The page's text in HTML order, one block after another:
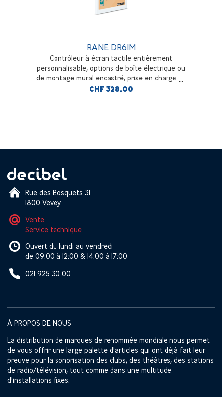
RANE DR6IM
Contrôleur à écran tactile entièrement
personnalisable, options de boîte électrique ou
de montage mural encastré, prise en charge de
plusieurs pages ou onglets et de n'importe quel
CHF 328.00
Rue des Bosquets 31
1800 Vevey
Vente
Service technique
Ouvert du lundi au vendredi
de 09:00 à 12:00 & 14:00 à 17:00
021 925 30 00
À PROPOS DE NOUS
La distribution de marques de renommée mondiale nous permet
de vous offrir une large palette d'articles qui ont déjà fait leur
preuve pour la sonorisation des clubs, des théâtres, des stations
de radio/télévision, tout comme dans une multitude
d'installations fixes.